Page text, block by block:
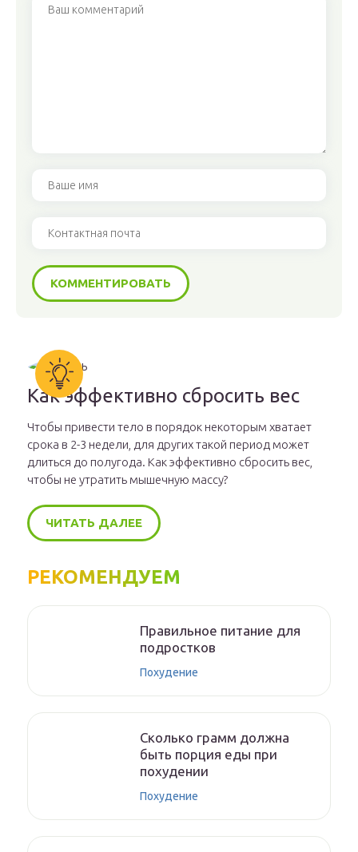
Как эффективно сбросить вес
Чтобы привести тело в порядок некоторым хватает
срока в 2-3 недели, для других такой период может
длиться до полугода. Как эффективно сбросить вес,
чтобы не утратить мышечную массу?
ЧИТАТЬ ДАЛЕЕ
РЕКОМЕНДУЕМ
Правильное питание для
подростков
Похудение
Сколько грамм должна
быть порция еды при
похудении
Похудение